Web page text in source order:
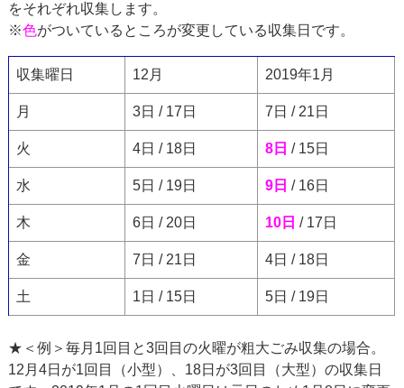
をそれぞれ収集します。
※色がついているところが変更している収集日です。
収集曜日 12月 2019年1月
月 3日 / 17日 7日 / 21日
火 4日 / 18日 8日 / 15日
水 5日 / 19日 9日 / 16日
木 6日 / 20日 10日 / 17日
金 7日 / 21日 4日 / 18日
土 1日 / 15日 5日 / 19日
★＜例＞毎月1回目と3回目の火曜が粗大ごみ収集の場合。
12月4日が1回目（小型）、18日が3回目（大型）の収集日